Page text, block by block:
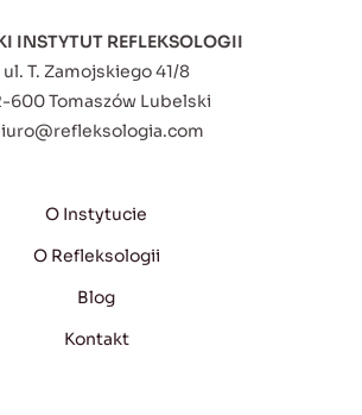
INSTYTUT REFLEKSOLOGII
ul. T. Zamojskiego 41/8
600 Tomaszów Lubelski
O Instytucie
O Refleksologii
Blog
Kontakt